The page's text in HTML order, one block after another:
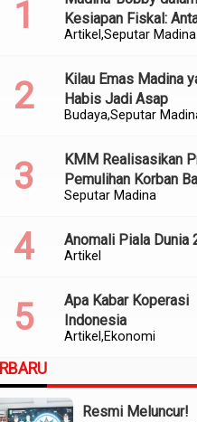
Artikel Seputar Madina
Kesiapan Fiskal:
Kedekatan Politik dan
BudayaSeputar
Kilau Emas Madina
Habis Jadi Asap
Seputar Madina
KMM Realisasikan
Pemulihan Korban
dan Longsor di
Artikel
Anomali Piala Dunia
Artikel Ekonomi
Apa Kabar Koperasi
Indonesia
Resmi Meluncur!